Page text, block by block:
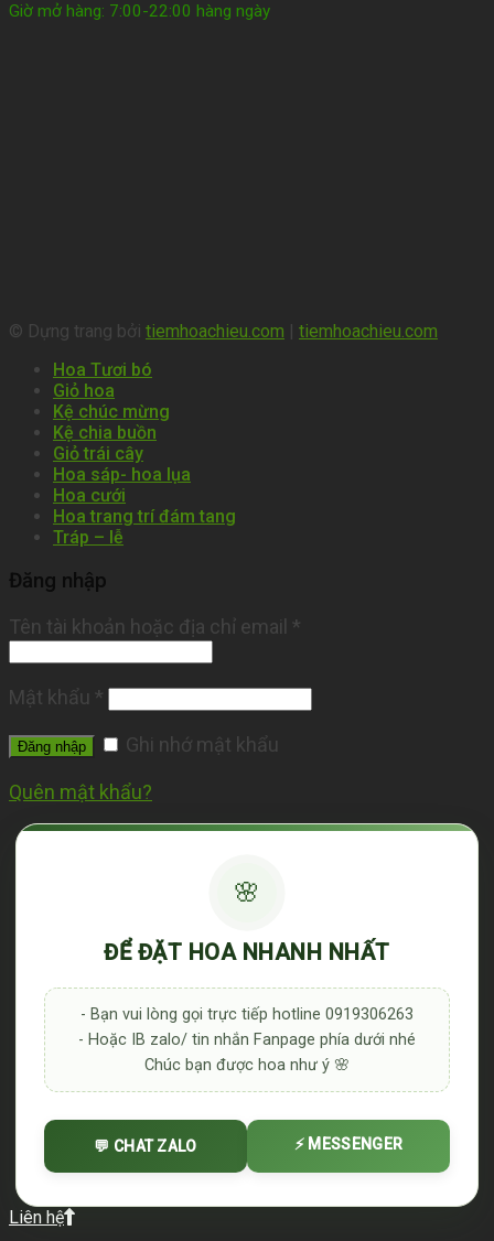
Giờ mở hàng: 7:00-22:00 hàng ngày
© Dựng trang bởi tiemhoachieu.com
tiemhoachieu.com
Hoa Tươi bó
Giỏ hoa
Kệ chúc mừng
Kệ chia buồn
Giỏ trái cây
Hoa sáp- hoa lụa
Hoa cưới
Hoa trang trí đám tang
Tráp – lễ
Đăng nhập
Tên tài khoản hoặc địa chỉ email *
Mật khẩu *
Đăng nhập Ghi nhớ mật khẩu
Quên mật khẩu?
🌸
ĐỂ ĐẶT HOA NHANH NHẤT
- Bạn vui lòng gọi trực tiếp hotline 0919306263
- Hoặc IB zalo/ tin nhắn Fanpage phía dưới nhé
Chúc bạn được hoa như ý 🌸
💬 CHAT ZALO ⚡ MESSENGER
Liên hệ